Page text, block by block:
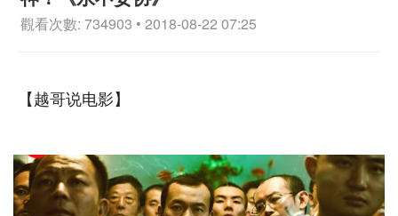
觀看次數: 734903 • 2018-08-22 07:25
【越哥说电影】